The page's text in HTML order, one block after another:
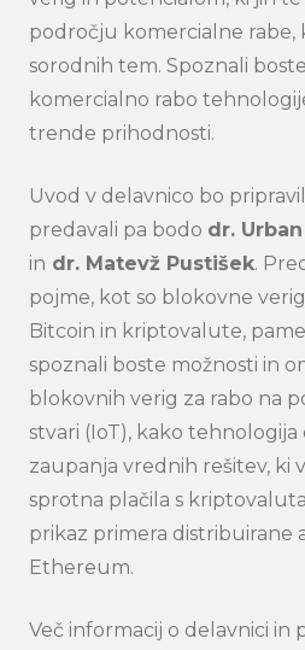
Search
področju komercialne rabe,
sorodnih tem. Spoznali
komercialno rabo
trende prihodnosti.
Uvod v delavnico bo pripravil
predavali pa bodo dr.
in dr. Matevž Pustišek.
pojme, kot so blokovne
Bitcoin in kriptovalute,
spoznali boste možnosti in
blokovnih verig za rabo na
stvari (IoT), kako
zaupanja vrednih rešitev, ki
sprotna plačila s
prikaz primera distribuirane
Ethereum.
Več informacij o delavnici in